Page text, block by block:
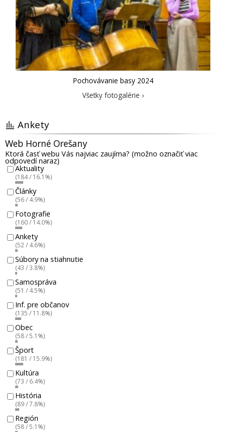
Pochovávanie basy 2024
Všetky fotogalérie ›
Ankety
Web Horné Orešany
Ktorá časť webu Vás najviac zaujíma? (možno označiť viac
odpovedí naraz)
Aktuality
(184 / 16.1%)
Články
(56 / 4.9%)
Fotografie
(160 / 14.0%)
Ankety
(52 / 4.6%)
Súbory na stiahnutie
(43 / 3.8%)
Samospráva
(51 / 4.5%)
Inf. pre občanov
(135 / 11.8%)
Obec
(58 / 5.1%)
Šport
(181 / 15.9%)
Kultúra
(73 / 6.4%)
História
(89 / 7.8%)
Región
(58 / 5.1%)